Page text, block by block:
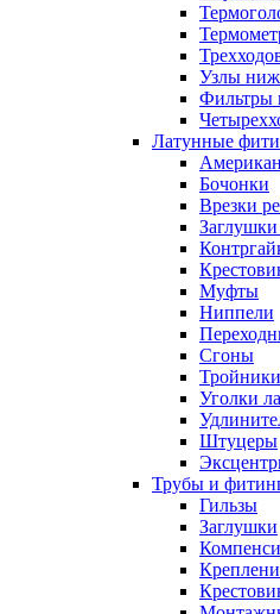
Узлы
Фильтры
Латунные
Бочонки
Врезки
Муфты
Ниппели
Сгоны
Уголки
Штуцеры
Трубы и
Гильзы
Заглушки